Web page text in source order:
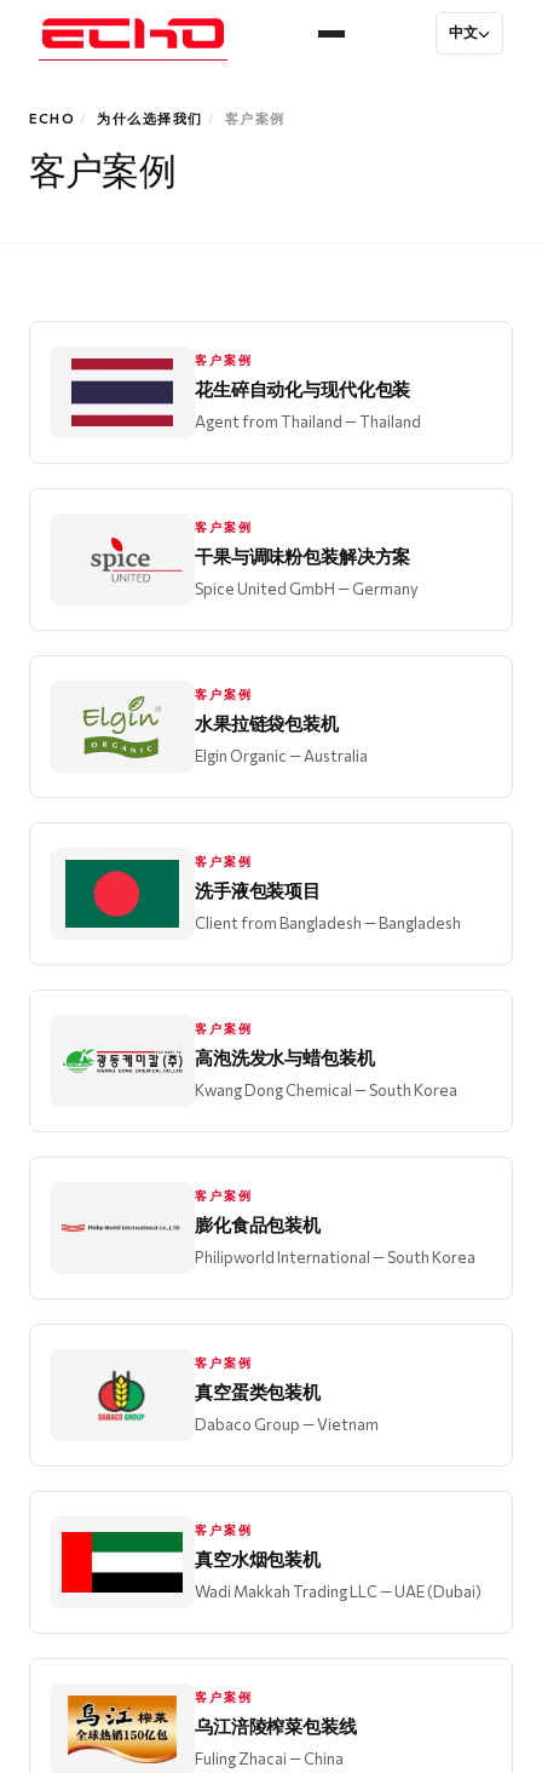
中文
ECHO / 为什么选择我们 / 客户案例
客户案例
客户案例
花生碎自动化与现代化包装
Agent from Thailand— Thailand
客户案例
干果与调味粉包装解决方案
Spice United GmbH— Germany
客户案例
水果拉链袋包装机
Elgin Organic— Australia
客户案例
洗手液包装项目
Client from Bangladesh— Bangladesh
客户案例
高泡洗发水与蜡包装机
Kwang Dong Chemical— South Korea
客户案例
膨化食品包装机
Philipworld International— South Korea
客户案例
真空蛋类包装机
Dabaco Group— Vietnam
客户案例
真空水烟包装机
Wadi Makkah Trading LLC— UAE (Dubai)
客户案例
乌江涪陵榨菜包装线
Fuling Zhacai— China